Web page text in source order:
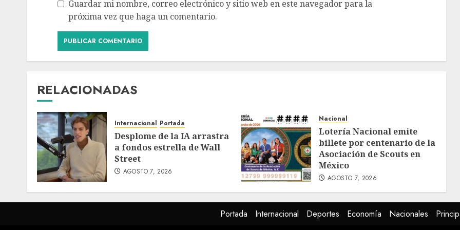
Guardar mi nombre, correo electrónico y sitio web en este navegador para la
próxima vez que haga un comentario.
RELACIONADAS
Internacional Portada
Desplome de la IA arrastra
a fondos estrella de Wall
Street
AGOSTO 7, 2026
Nacional
Lotería Nacional emite
billete por centenario de la
Asociación de Scouts en
México
AGOSTO 7, 2026
Portada Internacional Deportes Economía Nacionales